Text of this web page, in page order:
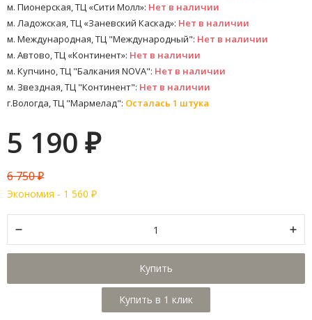
м. Пионерская, ТЦ «Сити Молл»: Нет в наличии
м. Ладожская, ТЦ «Заневский Каскад»: Нет в наличии
м. Международная, ТЦ "Международный": Нет в наличии
м. Автово, ТЦ «Континент»: Нет в наличии
м. Купчино, ТЦ "Балкания NOVA": Нет в наличии
м. Звездная, ТЦ "Континент": Нет в наличии
г.Вологда, ТЦ "Мармелад": Осталась 1 штука
5 190 ₽
6 750₽
Экономия - 1 560 ₽
Купить